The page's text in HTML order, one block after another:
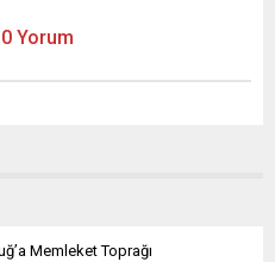
Yorum
Memleket Toprağı